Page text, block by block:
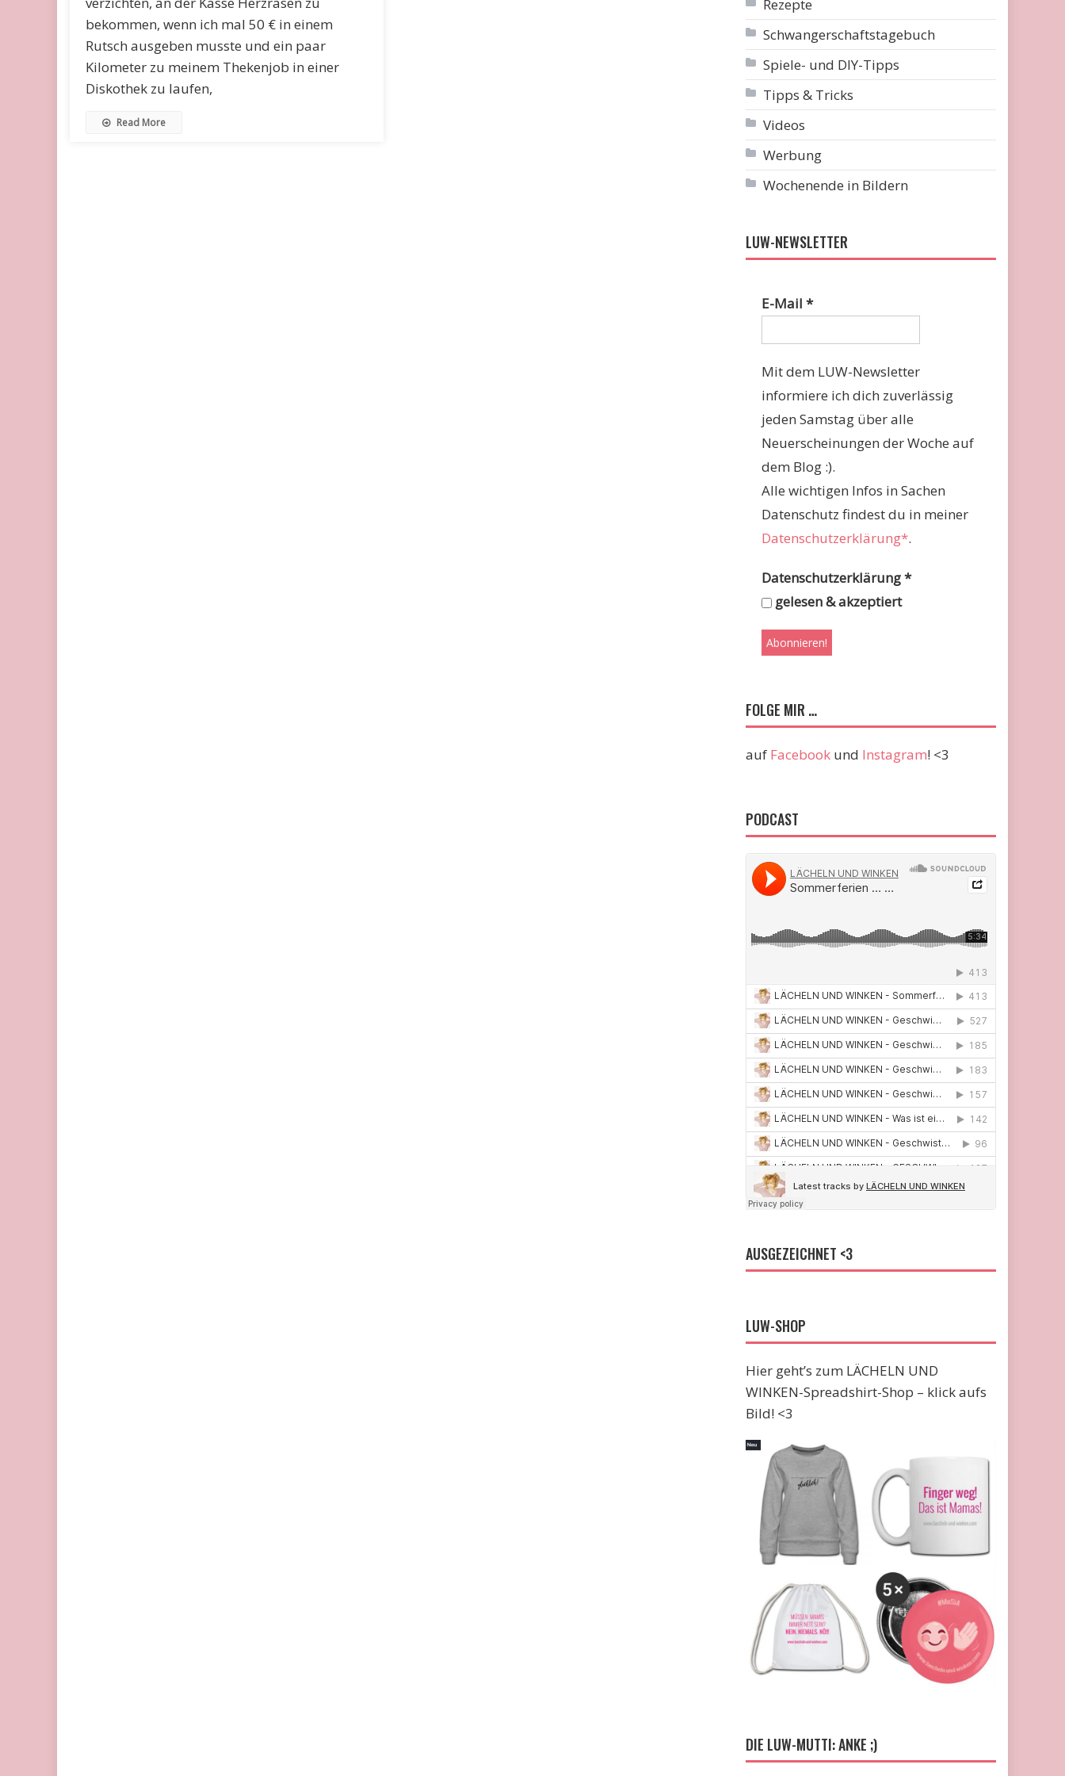
bekommen, wenn ich mal 50 € in einem
Rutsch ausgeben musste und ein paar
Kilometer zu meinem Thekenjob in einer
Diskothek zu laufen,
Read More
Rezepte
Schwangerschaftstagebuch
Spiele- und DIY-Tipps
Tipps & Tricks
Videos
Werbung
Wochenende in Bildern
LUW-NEWSLETTER
E-Mail*
Mit dem LUW-Newsletter
informiere ich dich zuverlässig
jeden Samstag über alle
Neuerscheinungen der Woche auf
dem Blog :).
Alle wichtigen Infos in Sachen
Datenschutz findest du in meiner
Datenschutzerklärung*.
Datenschutzerklärung*
gelesen & akzeptiert
FOLGE MIR …
auf Facebook und Instagram! <3
PODCAST
AUSGEZEICHNET <3
LUW-SHOP
Hier geht’s zum LÄCHELN UND
WINKEN-Spreadshirt-Shop – klick aufs
Bild! <3
DIE LUW-MUTTI: ANKE ;)